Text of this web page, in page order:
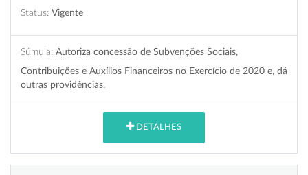
Status: Vigente
Súmula: Autoriza concessão de Subvenções Sociais,
Contribuições e Auxílios Financeiros no Exercício de 2020 e, dá
outras providências.
DETALHES